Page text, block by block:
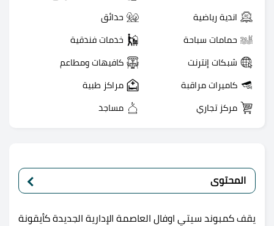
اندية رياضية حدائق
حمامات سباحة خدمات فندقية
شبكات إنترنت كافيهات ومطاعم
كاميرات مراقبة مراكز طبية
مركز تجاري مساجد
المحتوى
يقف كمبوند سيتي اوفال العاصمة الإدارية الجديدة كأيقونة